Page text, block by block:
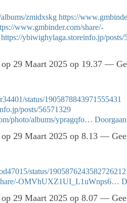
zmidxskg https://
www.gmbinder.com/share/-
https://ybiwighylaga.storeinfo.jp/
op 29 Maart 2025 op 19.37 —
status/1905878843971555431
posts/56571329
photo/albums/ypragqfo… Doorgaan
op 29 Maart 2025 op 8.13 —
status/1905876243582726212
OMVhUXZ1UI_L1uWnps6…
op 29 Maart 2025 op 8.07 —